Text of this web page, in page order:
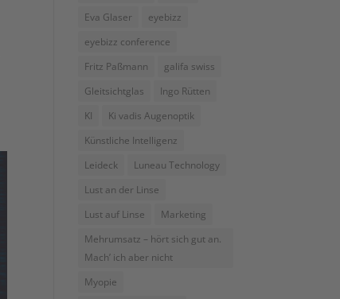
Eva Glaser
eyebizz
eyebizz conference
Fritz Paßmann
galifa swiss
Gleitsichtglas
Ingo Rütten
KI
Ki vadis Augenoptik
Künstliche Intelligenz
Leideck
Luneau Technology
Lust an der Linse
Lust auf Linse
Marketing
Mehrumsatz – hört sich gut an.
Mach’ ich aber nicht
Myopie